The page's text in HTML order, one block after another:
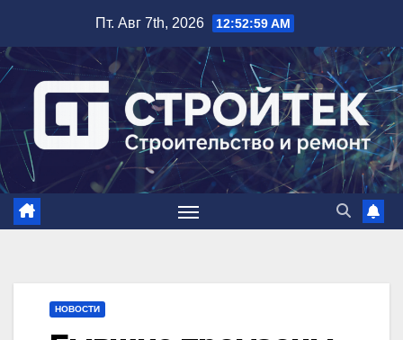
содержимому
Пт. Авг 7th, 2026 12:52:59 AM
НОВОСТИ